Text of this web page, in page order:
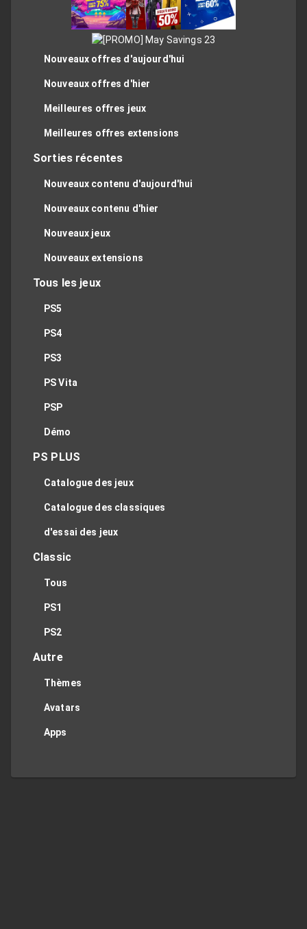
Nouveaux offres d'aujourd'hui
Nouveaux offres d'hier
Meilleures offres jeux
Meilleures offres extensions
Sorties récentes
Nouveaux contenu d'aujourd'hui
Nouveaux contenu d'hier
Nouveaux jeux
Nouveaux extensions
Tous les jeux
PS5
PS4
PS3
PS Vita
PSP
Démo
PS PLUS
Catalogue des jeux
Catalogue des classiques
d'essai des jeux
Classic
Tous
PS1
PS2
Autre
Thèmes
Avatars
Apps